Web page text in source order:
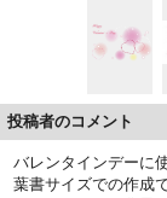
投稿者のコメント
バレンタインデーに
葉書サイズでの作成で